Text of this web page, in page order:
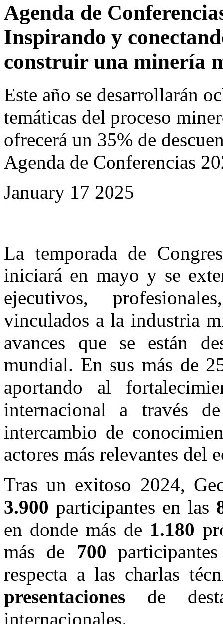
Agenda de
Inspirando y
construir una minería
Este año se desarrollarán
temáticas del proceso
ofrecerá un 35% de
Agenda de Conferencias
January 17 2025
La temporada de
iniciará en mayo y se
ejecutivos,
vinculados a la industria
avances que se están
mundial. En sus más de
aportando al
internacional a través
intercambio de
actores más relevantes del
Tras un exitoso 2024,
3.900 participantes en las
en donde más de 1.180
más de 700
respecta a las charlas
presentaciones de
internacionales.